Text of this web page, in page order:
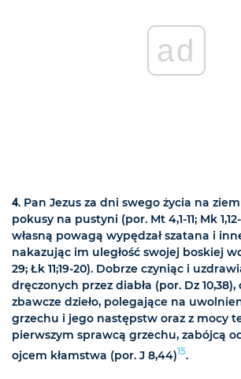
ad
4. Pan Jezus za dni swego życia na
pokusy na pustyni (por. Mt 4,1-11; Mk 1,12-
własną powagą wypędzał szatana i
nakazując im uległość swojej boskiej
29; Łk 11;19-20). Dobrze czyniąc i
dręczonych przez diabła (por. Dz 10,38),
zbawcze dzieło, polegające na
grzechu i jego następstw oraz z mocy
pierwszym sprawcą grzechu, zabójcą
ojcem kłamstwa (por. J 8,44)15.